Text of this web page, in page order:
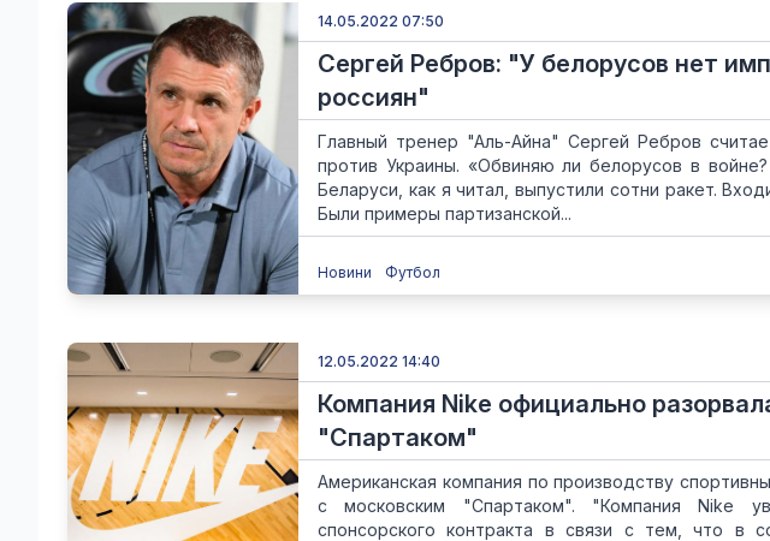
14.05.2022 07:50
Сергей Ребров: "У белорусов нет
россиян"
Главный тренер "Аль-Айна" Сергей Ребров
против Украины. «Обвиняю ли белорусов в
Беларуси, как я читал, выпустили сотни ракет.
Были примеры партизанской...
Новини Футбол
12.05.2022 14:40
Компания Nike официально
"Спартаком"
Американская компания по производству
с московским "Спартаком". "Компания Nike
спонсорского контракта в связи с тем, что в